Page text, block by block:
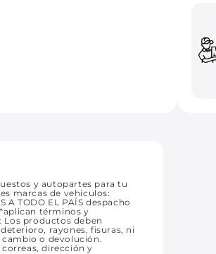
y autopartes para tu
marcas de vehículos:
A TODO EL PAÍS despacho
términos y
Los productos deben
rayones, fisuras, ni
o devolución.
dirección y